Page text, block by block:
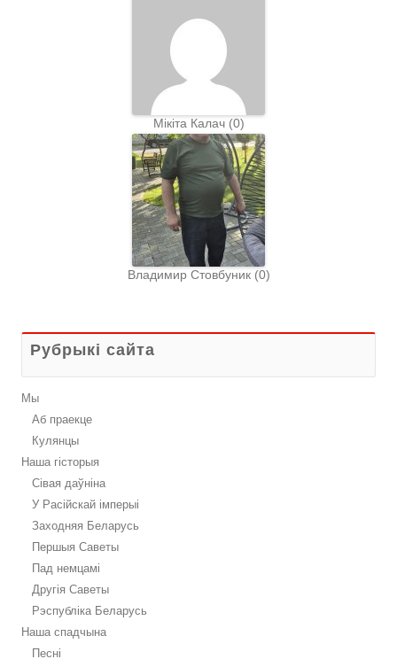
Мiкiта Калач (0)
Владимир Стовбуник (0)
Рубрыкі сайта
Мы
Аб праекце
Кулянцы
Наша гісторыя
Сівая даўніна
У Расійскай імперыі
Заходняя Беларусь
Першыя Саветы
Пад немцамі
Другія Саветы
Рэспубліка Беларусь
Наша спадчына
Песні